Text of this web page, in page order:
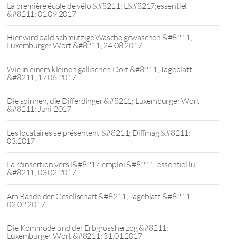
La première école de vélo &#8211; L&#8217;essentiel
&#8211; 01.09.2017
Hier wird bald schmutzige Wäsche gewaschen &#8211;
Luxemburger Wort &#8211; 24.08.2017
Wie in einem kleinen gallischen Dorf &#8211; Tageblatt
&#8211; 17.06.2017
Die spinnen, die Differdinger &#8211; Luxemburger Wort
&#8211; Juni 2017
Les locataires se présentent &#8211; Diffmag &#8211;
03.2017
La réinsertion vers l&#8217;emploi &#8211; essentiel.lu
&#8211; 03.02.2017
Am Rande der Gesellschaft &#8211; Tageblatt &#8211;
02.02.2017
Die Kommode und der Erbgrossherzog &#8211;
Luxemburger Wort &#8211; 31.01.2017